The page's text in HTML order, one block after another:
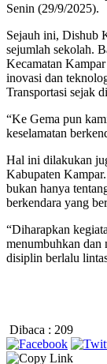
Senin (29/9/2025).
Sejauh ini, Dishub
sejumlah sekolah.
Kecamatan
inovasi dan
Transportasi sejak
“Ke Gema pun
keselamatan
Hal ini dilakukan
Kabupaten
bukan hanya
berkendara yang
“Diharapkan
menumbuhkan dan
disiplin berlalu
Dibaca : 209